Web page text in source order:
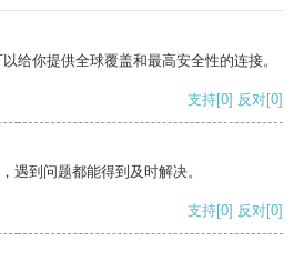
给你提供全球覆盖和最高安全性的连接。
支持[0] 反对[0]
遇到问题都能得到及时解决。
支持[0] 反对[0]